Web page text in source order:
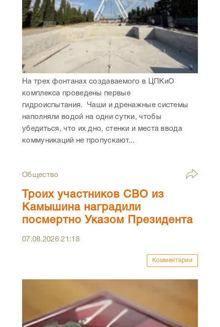
На трех фонтанах создаваемого в ЦПКиО
комплекса проведены первые
гидроиспытания. Чаши и дренажные системы
наполняли водой на одни сутки, чтобы
убедиться, что их дно, стенки и места ввода
коммуникаций не пропускают...
Общество
Троих участников СВО из
Камышина наградили
посмертно Указом Президента
07.08.202621:18
Комментарии